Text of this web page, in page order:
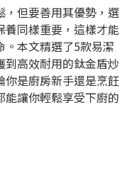
，但要善用其優勢，選
養同樣重要，這樣才能
。本文精選了5款易潔
到高效耐用的鈦金盾炒
你是廚房新手還是烹飪
讓你輕鬆享受下廚的